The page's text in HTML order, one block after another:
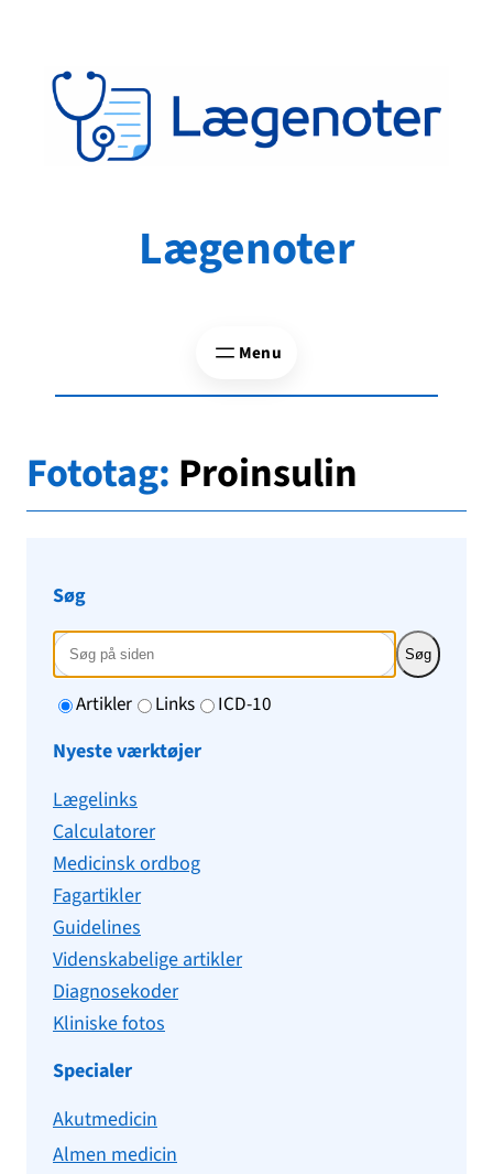
indhold
Lægenoter
Fototag: Proinsulin
Søg
Søg
Artikler Links
ICD-10
Nyeste værktøjer
Lægelinks
Calculatorer
Medicinsk ordbog
Fagartikler
Guidelines
Videnskabelige artikler
Diagnosekoder
Kliniske fotos
Specialer
Akutmedicin
Almen medicin